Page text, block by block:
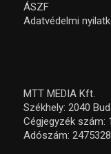
ÁSZF
Adatvédelmi
MTT MEDIA Kft.
Székhely: 2040
Cégjegyzék szám:
Adószám: